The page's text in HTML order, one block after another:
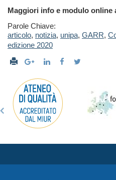
Maggiori info e modulo online
Parole Chiave:
articolo, notizia, unipa, GARR,
edizione 2020